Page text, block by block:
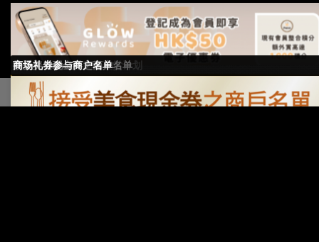
GLOW Rewards商场奖赏计划
接受美食现金券之商户名单
商场礼券参与商户名单
Personal Information Collection Copyright ©2024-2025 Silvercord Limited..